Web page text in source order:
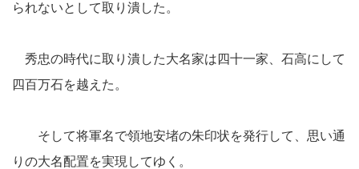
られないとして取り潰した。
秀忠の時代に取り潰した大名家は四十一家、石高にして
四百万石を越えた。
そして将軍名で領地安堵の朱印状を発行して、思い通
りの大名配置を実現してゆく。